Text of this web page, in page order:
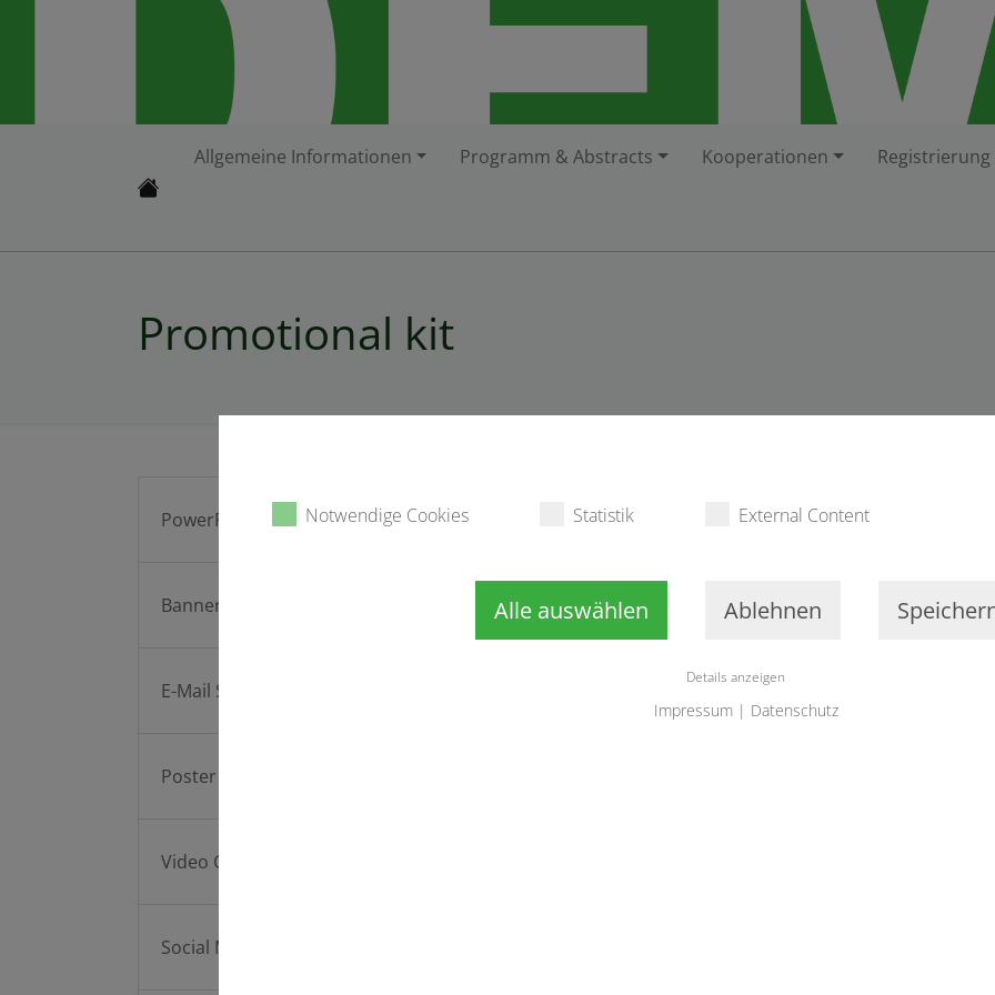
Allgemeine Informationen Programm & Abstracts Kooperationen Registrierung
Promotional kit
PowerPoint Folien
Banner
E-Mail Signatur
Poster
Video Call Hintergrund
Social Media
Notwendige Cookies Statistik External Content
Alle auswählen Ablehnen
Details anzeigen
Impressum | Datenschutz